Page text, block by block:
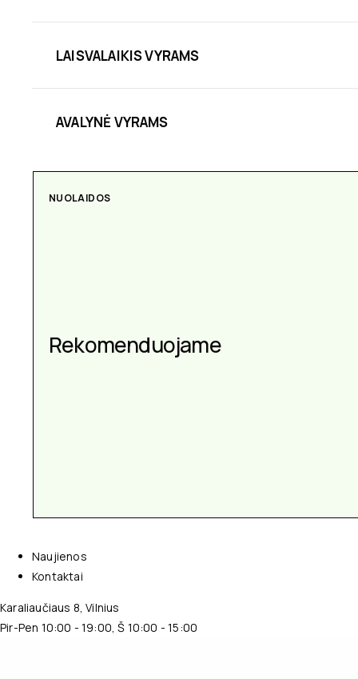
LAISVALAIKIS VYRAMS
AVALYNĖ VYRAMS
NUOLAIDOS
Rekomenduojame
AKSESUARAI
Aksesuarai kiekvienai
progai
Naujienos
Kontaktai
Karaliaučiaus 8, Vilnius
Pir-Pen 10:00 - 19:00, Š 10:00 - 15:00